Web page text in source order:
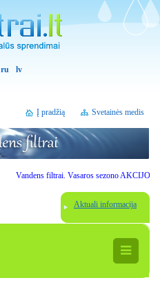
ru lv
Svetainės medis
Į pradžią
Vandens filtrai. Vasaros sezono AKCIJOS.
Aktuali informacija